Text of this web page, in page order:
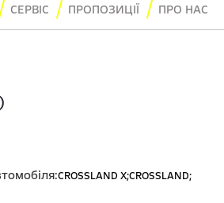
СЕРВІС ПРОПОЗИЦІЇ ПРО НАС
CROSSLAND X;CROSSLAND;